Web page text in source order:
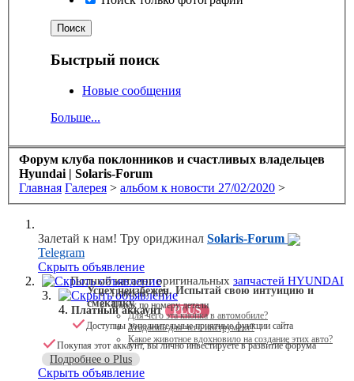
Быстрый поиск
Новые сообщения
Больше...
Форум клуба поклонников и счастливых владельцев
Hyundai | Solaris-Forum
Главная Галерея > альбом к новости 27/02/2020 >
Залетай к нам! Тру ориджинал Solaris-Forum
Telegram
Скрыть объявление
Полный каталог оригинальных запчастей HYUNDAI
Поиск по VIN
Поиск по номеру детали
Скрыть объявление
Успех неизбежен. Испытай свою интуицию и
смекалку
Для чего эта кнопка в автомобиле?
Угадаешь для чего инструмент?
Какое животное вдохновило на создание этих авто?
Скрыть объявление
Платный аккаунт PLUS
Доступны дополнительные приятные функции сайта
Покупая этот аккаунт, вы лично инвестируете в развитие форума
Подробнее о Plus
Скрыть объявление